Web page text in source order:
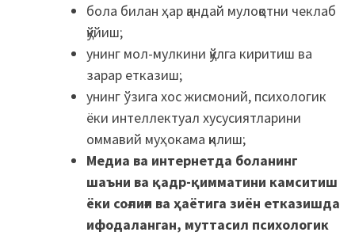
бола билан ҳар қандай мулоқотни чеклаб
қўйиш;
унинг мол-мулкини қўлга киритиш ва
зарар етказиш;
унинг ўзига хос жисмоний, психологик
ёки интеллектуал хусусиятларини
оммавий муҳокама қилиш;
Медиа ва интернетда боланинг
шаъни ва қадр-қимматини камситиш
ёки соғлиғи ва ҳаётига зиён етказишда
ифодаланган, муттасил психологик